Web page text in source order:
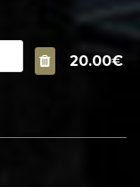
20.00€